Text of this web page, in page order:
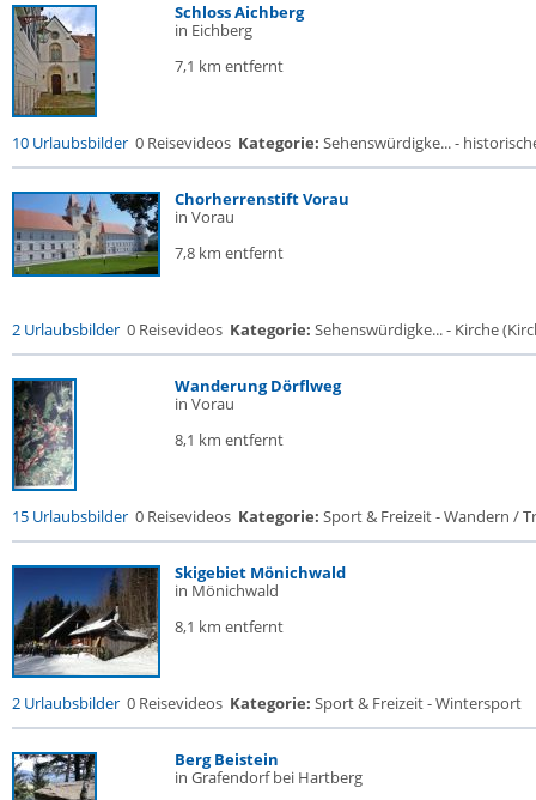
Schloss Aichberg
in Eichberg
7,1 km entfernt
10 Urlaubsbilder 0 Reisevideos Kategorie: Sehenswürdigke... -
Chorherrenstift Vorau
in Vorau
7,8 km entfernt
2 Urlaubsbilder 0 Reisevideos Kategorie: Sehenswürdigke... - Kirche
Wanderung Dörflweg
in Vorau
8,1 km entfernt
15 Urlaubsbilder 0 Reisevideos Kategorie: Sport & Freizeit - Wandern /
Skigebiet Mönichwald
in Mönichwald
8,1 km entfernt
2 Urlaubsbilder 0 Reisevideos Kategorie: Sport & Freizeit - Wintersport
Berg Beistein
in Grafendorf bei Hartberg